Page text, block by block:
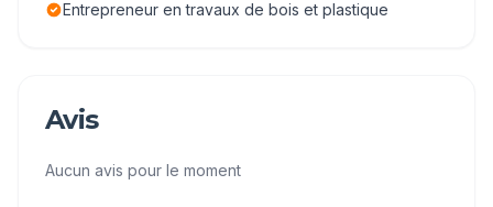
Entrepreneur en travaux de bois et plastique
Avis
Aucun avis pour le moment